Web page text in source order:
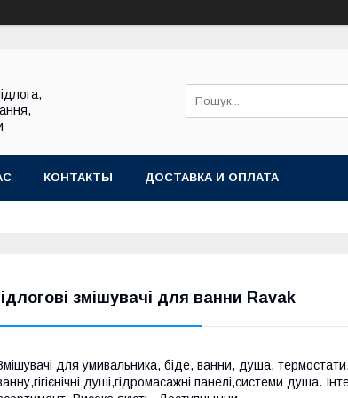
КОНТАКТЫ ДОСТАВКА И ОПЛАТА
змішувачі для ванни Ravak
для умивальника, біде, ванни, душа,
душі,гідромасажні панелі,системи душа.